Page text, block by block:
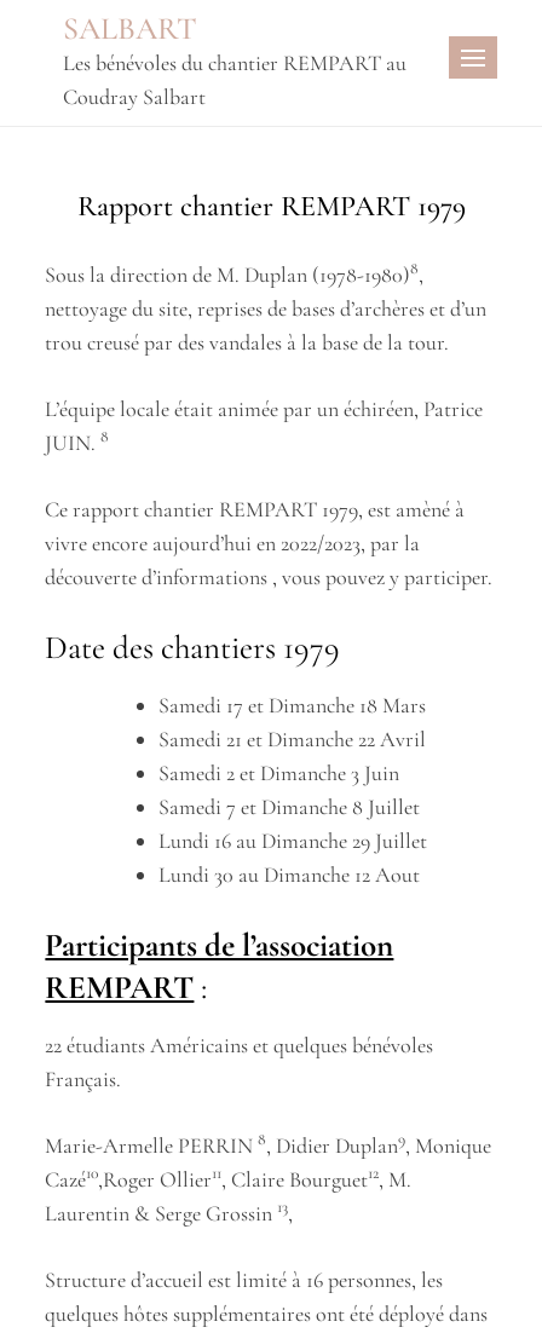
SALBART
Les bénévoles du chantier REMPART au
Coudray Salbart
Rapport chantier REMPART 1979
Sous la direction de M. Duplan (1978-1980)8,
nettoyage du site, reprises de bases d’archères et d’un
trou creusé par des vandales à la base de la tour.
L’équipe locale était animée par un échiréen, Patrice
JUIN.8
Ce rapport chantier REMPART 1979, est amèné à
vivre encore aujourd’hui en 2022/2023, par la
découverte d’informations , vous pouvez y participer.
Date des chantiers 1979
Samedi 17 et Dimanche 18 Mars
Samedi 21 et Dimanche 22 Avril
Samedi 2 et Dimanche 3 Juin
Samedi 7 et Dimanche 8 Juillet
Lundi 16 au Dimanche 29 Juillet
Lundi 30 au Dimanche 12 Aout
Participants de l’association
REMPART :
22 étudiants Américains et quelques bénévoles
Français.
Marie-Armelle PERRIN8, Didier Duplan9, Monique
Cazé10,Roger Ollier11, Claire Bourguet12, M.
Laurentin & Serge Grossin 13,
Structure d’accueil est limité à 16 personnes, les
quelques hôtes supplémentaires ont été déployé dans